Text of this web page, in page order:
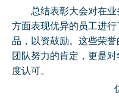
总结表彰大会对在业
方面表现优异的员工进
品，以资鼓励。这些荣
团队努力的肯定，更是
度认可。